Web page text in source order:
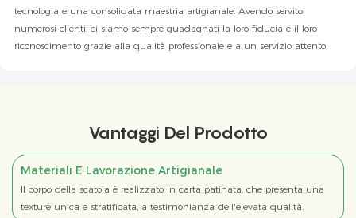
tecnologia e una consolidata maestria artigianale. Avendo servito
numerosi clienti, ci siamo sempre guadagnati la loro fiducia e il loro
riconoscimento grazie alla qualità professionale e a un servizio attento.
Vantaggi Del Prodotto
Materiali E Lavorazione Artigianale
Il corpo della scatola è realizzato in carta patinata, che presenta una
texture unica e stratificata, a testimonianza dell'elevata qualità.